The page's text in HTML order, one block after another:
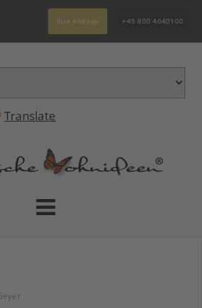
Translate
Ihre Anfrage +49 800 4040100